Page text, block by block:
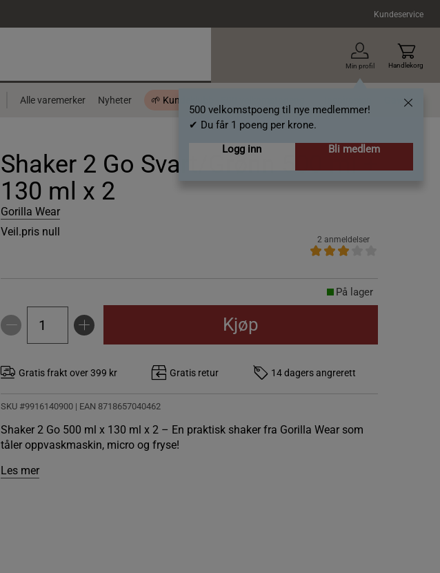
Kundeservice
Min profil
500 velkomstpoeng til nye medlemmer!
✔ Du får 1 poeng per krone.
Logg inn
Bli medlem
Handlekorg
Alle varemerker Nyheter 🌱 Kundeklubb - 500 velkomstpoeng Gavekort
Shaker 2 Go Svart/Grønn 500 ml +
130 ml x 2
Gorilla Wear
Veil.pris null
2 anmeldelser
På lager
Kjøp
Gratis frakt over 399 kr Gratis retur 14 dagers angrerett
SKU #9916140900 | EAN 8718657040462
Shaker 2 Go 500 ml x 130 ml x 2 – En praktisk shaker fra Gorilla Wear som
tåler oppvaskmaskin, micro og fryse!
Les mer